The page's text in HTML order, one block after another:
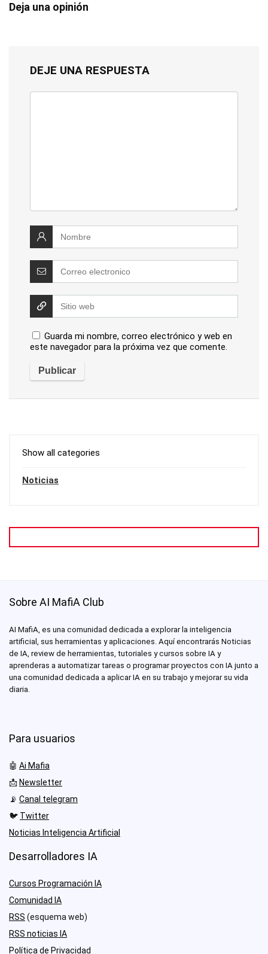
Deja una opinión
DEJE UNA RESPUESTA
Guarda mi nombre, correo electrónico y web en
este navegador para la próxima vez que comente.
Show all categories
Noticias
Sobre AI MafiA Club
AI MafiA, es una comunidad dedicada a explorar la inteligencia
artificial, sus herramientas y aplicaciones. Aquí encontrarás Noticias
de IA, review de herramientas, tutoriales y cursos sobre IA y
aprenderas a automatizar tareas o programar proyectos con IA junto a
una comunidad dedicada a aplicar IA en su trabajo y mejorar su vida
diaria.
Para usuarios
🤖 Ai Mafia
📩 Newsletter
📡 Canal telegram
🐦 Twitter
Noticias Inteligencia Artificial
Desarrolladores IA
Cursos Programación IA
Comunidad IA
RSS (esquema web)
RSS noticias IA
Política de Privacidad